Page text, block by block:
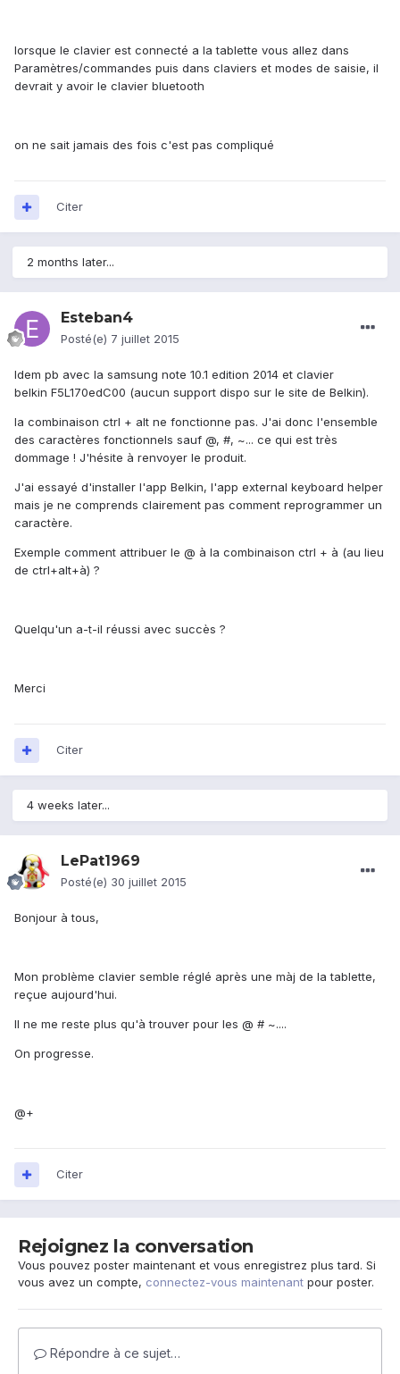
lorsque le clavier est connecté a la tablette vous allez dans
Paramètres/commandes puis dans claviers et modes de saisie, il
devrait y avoir le clavier bluetooth
on ne sait jamais des fois c'est pas compliqué
Citer
2 months later...
Esteban4
Posté(e) 7 juillet 2015
Idem pb avec la samsung note 10.1 edition 2014 et clavier
belkin F5L170edC00 (aucun support dispo sur le site de Belkin).
la combinaison ctrl + alt ne fonctionne pas. J'ai donc l'ensemble
des caractères fonctionnels sauf @, #, ~... ce qui est très
dommage ! J'hésite à renvoyer le produit.
J'ai essayé d'installer l'app Belkin, l'app external keyboard helper
mais je ne comprends clairement pas comment reprogrammer un
caractère.
Exemple comment attribuer le @ à la combinaison ctrl + à (au lieu
de ctrl+alt+à) ?
Quelqu'un a-t-il réussi avec succès ?
Merci
Citer
4 weeks later...
LePat1969
Posté(e) 30 juillet 2015
Bonjour à tous,
Mon problème clavier semble réglé après une màj de la tablette,
reçue aujourd'hui.
Il ne me reste plus qu'à trouver pour les @ # ~....
On progresse.
@+
Citer
Rejoignez la conversation
Vous pouvez poster maintenant et vous enregistrez plus tard. Si
vous avez un compte, connectez-vous maintenant pour poster.
Répondre à ce sujet…